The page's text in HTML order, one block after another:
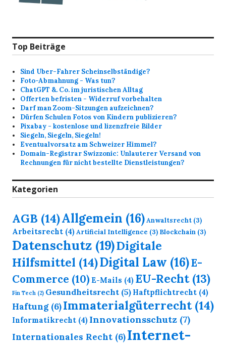
Top Beiträge
Sind Uber-Fahrer Scheinselbständige?
Foto-Abmahnung - Was tun?
ChatGPT &. Co. im juristischen Alltag
Offerten befristen - Widerruf vorbehalten
Darf man Zoom-Sitzungen aufzeichnen?
Dürfen Schulen Fotos von Kindern publizieren?
Pixabay - kostenlose und lizenzfreie Bilder
Siegeln, Siegeln, Siegeln!
Eventualvorsatz am Schweizer Himmel?
Domain-Registrar Swizzonic: Unlauterer Versand von
Rechnungen für nicht bestellte Dienstleistungen?
Kategorien
AGB (14)Allgemein (16)Anwaltsrecht (3)
Arbeitsrecht (4)Artificial Intelligence (3) Blockchain (3)
Datenschutz (19)Digitale
Hilfsmittel (14)Digital Law (16)E-
Commerce (10) E-Mails (4) EU-Recht(13)
Fin Tech (2) Gesundheitsrecht (5) Haftpflichtrecht (4)
Haftung(6)Immaterialgüterrecht(14)
Informatikrecht (4) Innovationsschutz (7)
Internationales Recht (6)Internet-